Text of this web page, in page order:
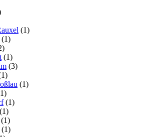
(1)
(1)
(1)
(3)
(1)
(1)
(1)
(1)
(1)